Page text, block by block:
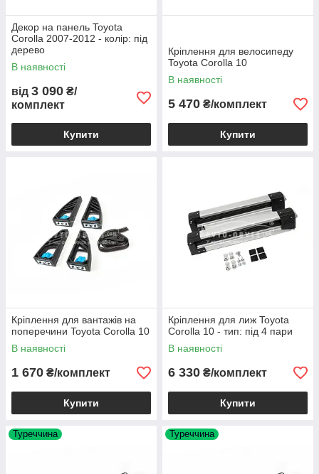
Декор на панель Toyota
Corolla 2007-2012 - колір: під
дерево
В наявності
від 3 090 ₴/
комплект
Купити
Кріплення для велосипеду
Toyota Corolla 10
В наявності
5 470 ₴/комплект
Купити
Кріплення для вантажів на
поперечини Toyota Corolla 10
В наявності
1 670 ₴/комплект
Купити
Кріплення для лиж Toyota
Corolla 10 - тип: під 4 пари
В наявності
6 330 ₴/комплект
Купити
Туреччина Туреччина